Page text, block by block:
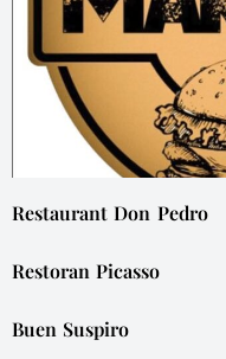
Restaurant Don Pedro
Restoran Picasso
Buen Suspiro